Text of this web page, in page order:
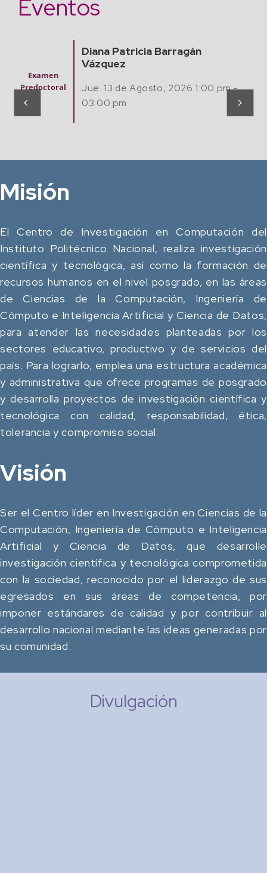
Eventos
Seminario
Matemátic
as,
Computaci
Finding Algebraic Mathematical
Models from Experimental Data
Jue. 20 Agosto, 2026 12:00 pm -
Misión
El Centro de Investigación en Computación del
Instituto Politécnico Nacional, realiza investigación
científica y tecnológica, así como la formación de
recursos humanos en el nivel posgrado, en las áreas
de Ciencias de la Computación, Ingeniería de
Cómputo e Inteligencia Artificial y Ciencia de Datos,
para atender las necesidades planteadas por los
sectores educativo, productivo y de servicios del
país. Para lograrlo, emplea una estructura académica
y administrativa que ofrece programas de posgrado
y desarrolla proyectos de investigación científica y
tecnológica con calidad, responsabilidad, ética,
tolerancia y compromiso social.
Visión
Ser el Centro líder en Investigación en Ciencias de la
Computación, Ingeniería de Cómputo e Inteligencia
Artificial y Ciencia de Datos, que desarrolle
investigación científica y tecnológica comprometida
con la sociedad, reconocido por el liderazgo de sus
egresados en sus áreas de competencia, por
imponer estándares de calidad y por contribuir al
desarrollo nacional mediante las ideas generadas por
su comunidad.
Divulgación